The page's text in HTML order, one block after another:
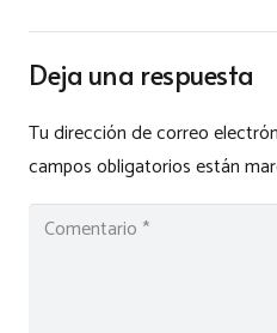
Deja una respuesta
Tu dirección de correo
campos obligatorios están